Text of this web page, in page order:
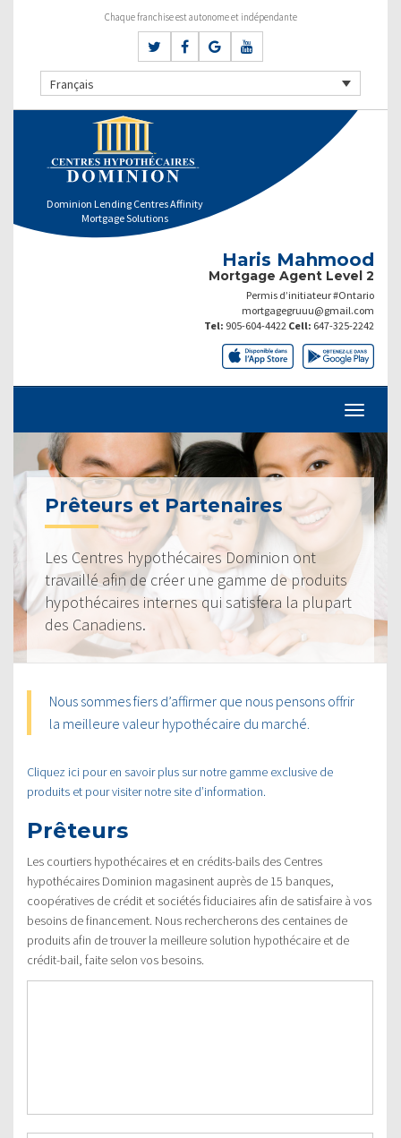
Chaque franchise est autonome et indépendante
Français
Dominion Lending Centres Affinity
Mortgage Solutions
Haris Mahmood
Mortgage Agent Level 2
Permis d’initiateur #Ontario
mortgagegruuu@gmail.com
Tel: 905-604-4422 Cell: 647-325-2242
Prêteurs et Partenaires
Les Centres hypothécaires Dominion ont
travaillé afin de créer une gamme de produits
hypothécaires internes qui satisfera la plupart
des Canadiens.
Nous sommes fiers d’affirmer que nous pensons offrir
la meilleure valeur hypothécaire du marché.
Cliquez ici pour en savoir plus sur notre gamme exclusive de
produits et pour visiter notre site d’information.
Prêteurs
Les courtiers hypothécaires et en crédits-bails des Centres
hypothécaires Dominion magasinent auprès de 15 banques,
coopératives de crédit et sociétés fiduciaires afin de satisfaire à vos
besoins de financement. Nous rechercherons des centaines de
produits afin de trouver la meilleure solution hypothécaire et de
crédit-bail, faite selon vos besoins.